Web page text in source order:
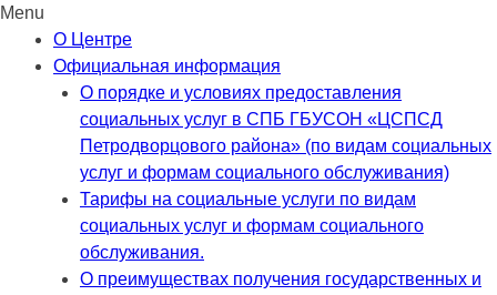
Menu
О Центре
Официальная информация
О порядке и условиях предоставления
социальных услуг в СПБ ГБУСОН «ЦСПСД
Петродворцового района» (по видам социальных
услуг и формам социального обслуживания)
Тарифы на социальные услуги по видам
социальных услуг и формам социального
обслуживания.
О преимуществах получения государственных и